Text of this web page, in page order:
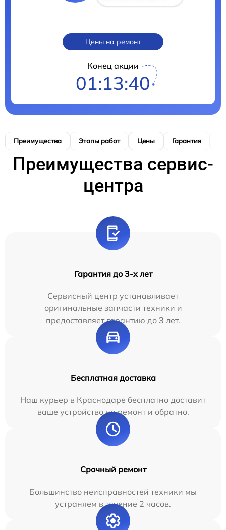
Цены на ремонт
Конец акции
01:13:39
Преимущества Этапы работ Цены Гарантия
Преимущества сервис-
центра
Гарантия до 3-х лет
Сервисный центр устанавливает
оригинальные запчасти техники и
предоставляет гарантию до 3 лет.
Бесплатная доставка
Наш курьер в Краснодаре бесплатно доставит
ваше устройство на ремонт и обратно.
Срочный ремонт
Большинство неисправностей техники мы
устраняем в течение 2 часов.